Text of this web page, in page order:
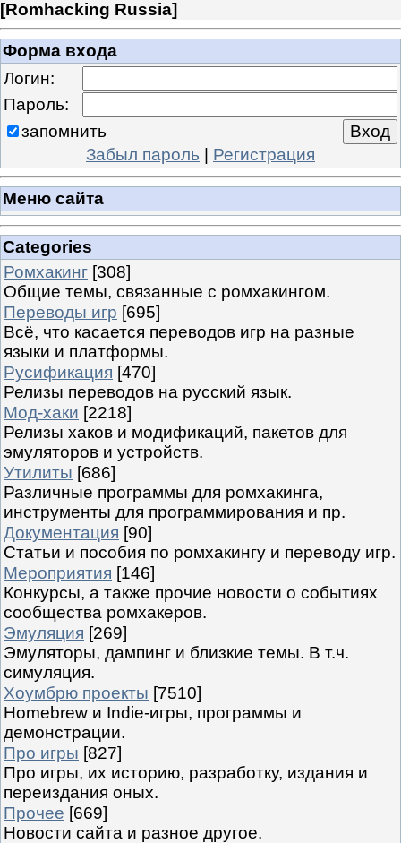
[Romhacking Russia]
Форма входа
Логин:
Пароль:
запомнить
Забыл пароль | Регистрация
Меню сайта
Categories
Ромхакинг [308]
Общие темы, связанные с ромхакингом.
Переводы игр [695]
Всё, что касается переводов игр на разные
языки и платформы.
Русификация [470]
Релизы переводов на русский язык.
Мод-хаки [2218]
Релизы хаков и модификаций, пакетов для
эмуляторов и устройств.
Утилиты [686]
Различные программы для ромхакинга,
инструменты для программирования и пр.
Документация [90]
Статьи и пособия по ромхакингу и переводу игр.
Мероприятия [146]
Конкурсы, а также прочие новости о событиях
сообщества ромхакеров.
Эмуляция [269]
Эмуляторы, дампинг и близкие темы. В т.ч.
симуляция.
Хоумбрю проекты [7510]
Homebrew и Indie-игры, программы и
демонстрации.
Про игры [827]
Про игры, их историю, разработку, издания и
переиздания оных.
Прочее [669]
Новости сайта и разное другое.